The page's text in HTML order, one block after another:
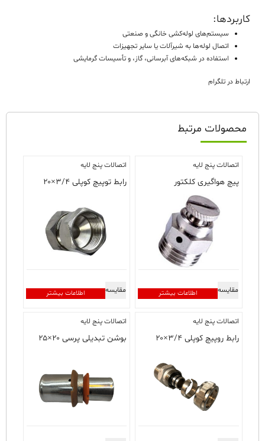
کاربردها:
سیستم‌های لوله‌کشی خانگی و صنعتی
اتصال لوله‌ها به شیرآلاتیا سایر تجهیزات
استفاده در شبکه‌های آبرسانی، گاز، و تأسیسات گرمایشی
ارتباط در تلگرام
محصولات مرتبط
اتصالات پنج لایه
پیچ هواگیری کلکتور
اطلاعات بیشتر مقایسه
اتصالات پنج لایه
رابط توپیچ کوپلی ۳/۴×۲۰
اطلاعات بیشتر مقایسه
اتصالات پنج لایه
رابط روپیچ کوپلی ۳/۴×۲۰
اتصالات پنج لایه
بوشن تبدیلی پرسی ۲۰×۲۵